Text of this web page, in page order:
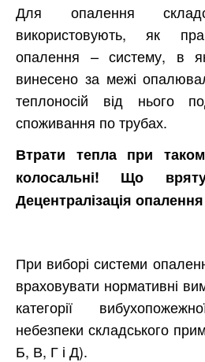
Для опалення
використовують, як
опалення – систему, в
винесено за межі
теплоносій від нього
споживання по трубах.
Втрати тепла при
колосальні! Що
Децентралізація
При виборі системи
враховувати нормативні
категорії
небезпеки складського
Б, В, Г і Д).